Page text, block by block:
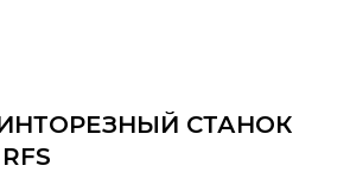
СТАНОК